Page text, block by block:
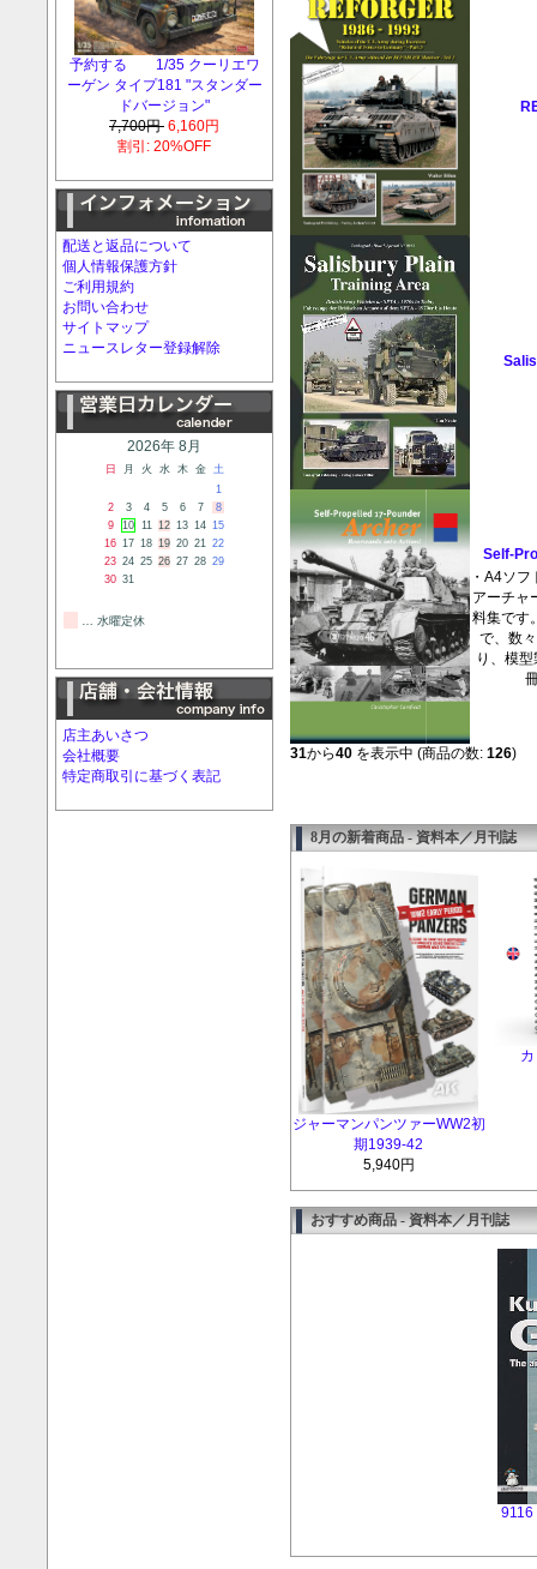
予約する 1/35 クーリエワ
ーゲン タイプ181 "スタンダー
ドバージョン"
7,700円 6,160円
割引: 20%OFF
配送と返品について
個人情報保護方針
ご利用規約
お問い合わせ
サイトマップ
ニュースレター登録解除
2026年 8月
日 月 火 水 木 金
土
1
2
3 4 5 6 7
8
9
10 11 12 13 14 15
16 17 18 19 20 21 22
23 24 25 26 27 28 29
30 31
… 水曜定休
店主あいさつ
会社概要
特定商取引に基づく表記
Self-
・A4ソフ
アーチャ
料集です
で、数
り、模
31から40を表示中 (商品の数: 126)
8月の新着商品 - 資料本／月刊誌
ジャーマンパンツァーWW2初
期1939-42
5,940円
おすすめ商品 - 資料本／月刊誌
9116